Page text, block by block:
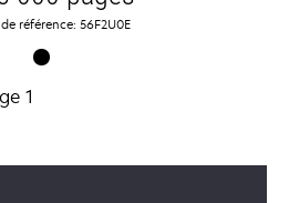
référence: 56F2U0E